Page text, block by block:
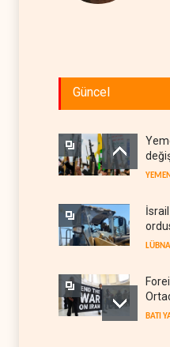
Güncel
YEMEN
BATI